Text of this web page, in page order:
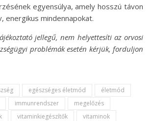
egyensúlya, amely hosszú távon
energikus mindennapokat.
jellegű, nem helyettesíti az orvosi
problémák esetén kérjük, forduljon
egészséges életmód
életmód
immunrendszer
megelőzés
vitaminkiegészítők vitaminok